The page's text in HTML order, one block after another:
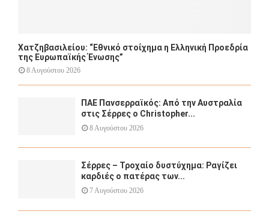
Χατζηβασιλείου: “Εθνικό στοίχημα η Ελληνική Προεδρία
της Ευρωπαϊκής Ένωσης”
8 Αυγούστου 2026
ΠΑΕ Πανσερραϊκός: Από την Αυστραλία
στις Σέρρες ο Christopher...
8 Αυγούστου 2026
Σέρρες – Τροχαίο δυστύχημα: Ραγίζει
καρδιές ο πατέρας των...
7 Αυγούστου 2026